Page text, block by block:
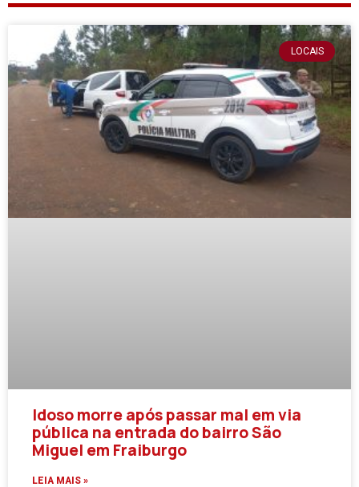
LOCAIS
Idoso morre após passar mal em via
pública na entrada do bairro São
Miguel em Fraiburgo
LEIA MAIS »